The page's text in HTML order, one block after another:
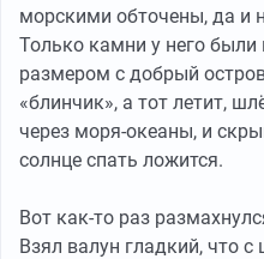
морскими обточены, да и
Только камни у него
размером с добрый
«блинчик», а тот летит,
через моря-океаны, и
солнце спать ложится.
Вот как-то раз
Взял валун гладкий, что